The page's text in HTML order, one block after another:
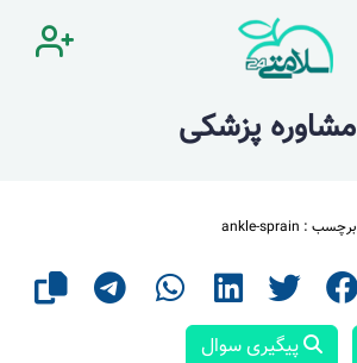
مشاوره پزشکی
برچسب : ankle-sprain
پیگیری سوال